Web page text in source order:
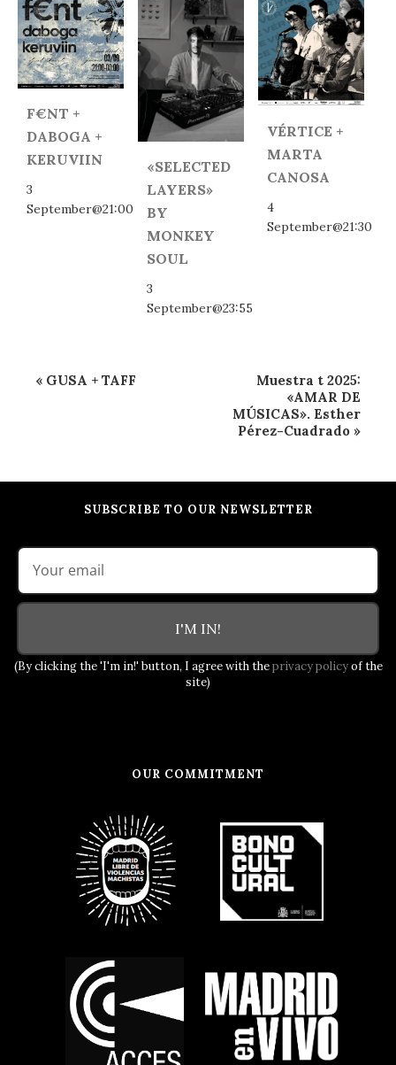
F€NT +
DABOGA +
KERUVIIN
3
September@21:00
«SELECTED
LAYERS»
BY
MONKEY
SOUL
3
September@23:55
VÉRTICE +
MARTA
CANOSA
4
September@21:30
Event
« GUSA + TAFF
Muestra t 2025:
«AMAR DE
MÚSICAS». Esther
Pérez-Cuadrado »
SUBSCRIBE TO OUR NEWSLETTER
I'M IN!
(By clicking the 'I'm in!' button, I agree with theprivacy policyof the
site)
OUR COMMITMENT